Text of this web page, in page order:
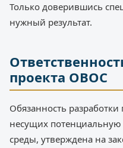
Только доверившись
нужный результат.
проекта ОВОС
Обязанность
несущих
среды, утверждена на